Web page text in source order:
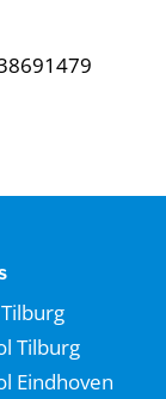
Tilburg
Eindhoven